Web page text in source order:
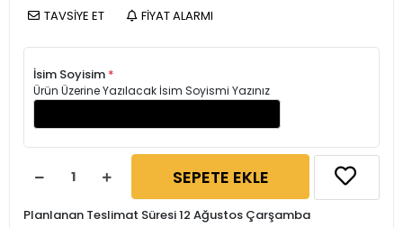
TAVSİYE ET FİYAT ALARMI
İsim Soyisim *
Ürün Üzerine Yazılacak İsim Soyismi Yazınız
SEPETE EKLE
Planlanan Teslimat Süresi 12 Ağustos Çarşamba